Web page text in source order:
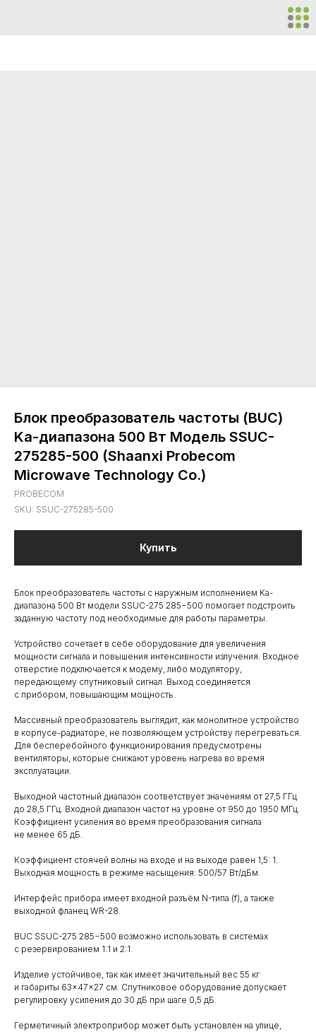
Блок преобразователь частоты (BUC)
Ka-диапазона 500 Вт Модель SSUC-
275285-500 (Shaanxi Probecom
Microwave Technology Co.)
PROBECOM
SKU: SSUC-275285-500
Купить
Блок преобразователь частоты с наружным исполнением Ka-
диапазона 500 Вт модели SSUC-275 285−500 помогает подстроить
заданную частоту под необходимые для работы параметры.
Устройство сочетает в себе оборудование для увеличения
мощности сигнала и повышения интенсивности излучения. Входное
отверстие подключается к модему, либо модулятору,
передающему спутниковый сигнал. Выход соединяется
с прибором, повышающим мощность.
Массивный преобразователь выглядит, как монолитное устройство
в корпусе-радиаторе, не позволяющем устройству перегреваться.
Для бесперебойного функционирования предусмотрены
вентиляторы, которые снижают уровень нагрева во время
эксплуатации.
Выходной частотный диапазон соответствует значениям от 27,5 ГГц
до 28,5 ГГц. Входной диапазон частот на уровне от 950 до 1950 МГц.
Коэффициент усиления во время преобразования сигнала
не менее 65 дБ.
Коэффициент стоячей волны на входе и на выходе равен 1,5: 1.
Выходная мощность в режиме насыщения: 500/57 Вт/дБм.
Интерфейс прибора имеет входной разъём N-типа (f), а также
выходной фланец WR-28.
BUC SSUC-275 285−500 возможно использовать в системах
с резервированием 1:1 и 2:1.
Изделие устойчивое, так как имеет значительный вес 55 кг
и габариты 63×47×27 см. Спутниковое оборудование допускает
регулировку усиления до 30 дБ при шаге 0,5 дБ.
Герметичный электроприбор может быть установлен на улице,